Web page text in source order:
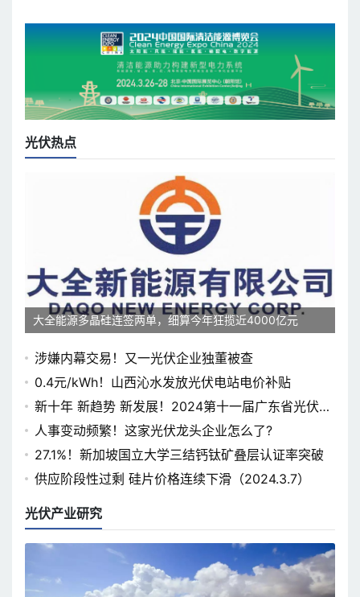
光伏热点
大全能源多晶硅连签两单，细算今年狂揽近4000亿元
涉嫌内幕交易！又一光伏企业独董被查
0.4元/kWh！山西沁水发放光伏电站电价补贴
新十年 新趋势 新发展！2024第十一届广东省光伏论
坛即将开幕
人事变动频繁！这家光伏龙头企业怎么了?
27.1%！新加坡国立大学三结钙钛矿叠层认证率突破
供应阶段性过剩 硅片价格连续下滑（2024.3.7）
光伏产业研究